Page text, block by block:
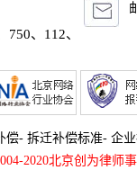
、112、
偿- 拆迁补偿标准- 企
2020北京创为律师